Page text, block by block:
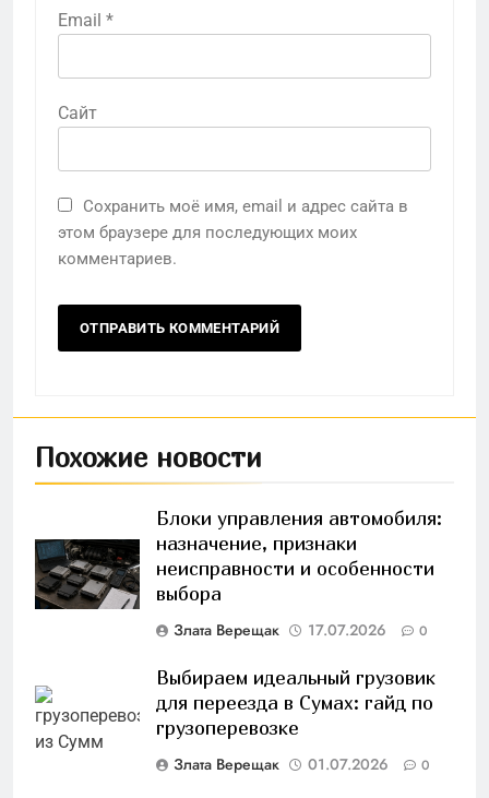
Email *
Сайт
Сохранить моё имя, email и адрес сайта в
этом браузере для последующих моих
комментариев.
Похожие новости
Блоки управления автомобиля:
назначение, признаки
неисправности и особенности
выбора
Злата Верещак 17.07.2026 0
Выбираем идеальный грузовик
для переезда в Сумах: гайд по
грузоперевозке
Злата Верещак 01.07.2026 0